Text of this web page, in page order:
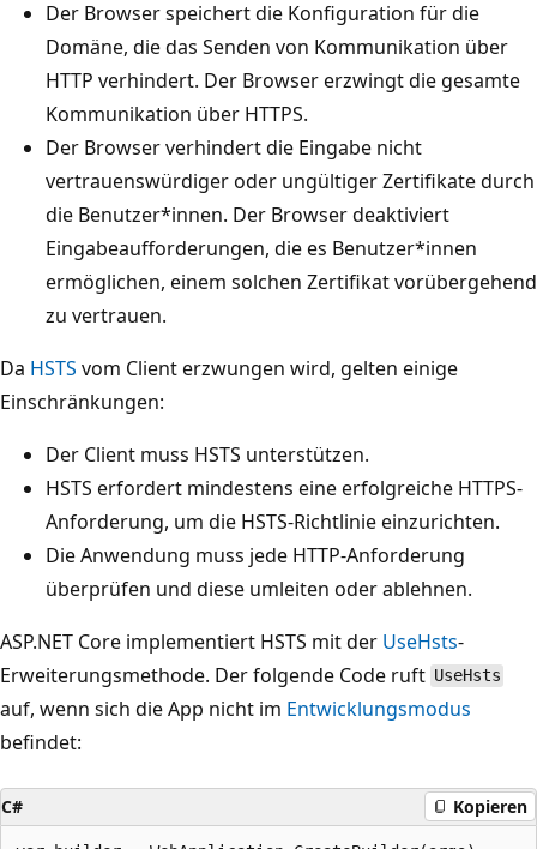
Der Browser speichert die Konfiguration für die
Domäne, die das Senden von Kommunikation über
HTTP verhindert. Der Browser erzwingt die gesamte
Kommunikation über HTTPS.
Der Browser verhindert die Eingabe nicht
vertrauenswürdiger oder ungültiger Zertifikate durch
die Benutzer*innen. Der Browser deaktiviert
Eingabeaufforderungen, die es Benutzer*innen
ermöglichen, einem solchen Zertifikat vorübergehend
zu vertrauen.
Da HSTS vom Client erzwungen wird, gelten einige
Einschränkungen:
Der Client muss HSTS unterstützen.
HSTS erfordert mindestens eine erfolgreiche HTTPS-
Anforderung, um die HSTS-Richtlinie einzurichten.
Die Anwendung muss jede HTTP-Anforderung
überprüfen und diese umleiten oder ablehnen.
ASP.NET Core implementiert HSTS mit der UseHsts-
Erweiterungsmethode. Der folgende Code ruft UseHsts
auf, wenn sich die App nicht im Entwicklungsmodus
befindet:
C# Kopieren